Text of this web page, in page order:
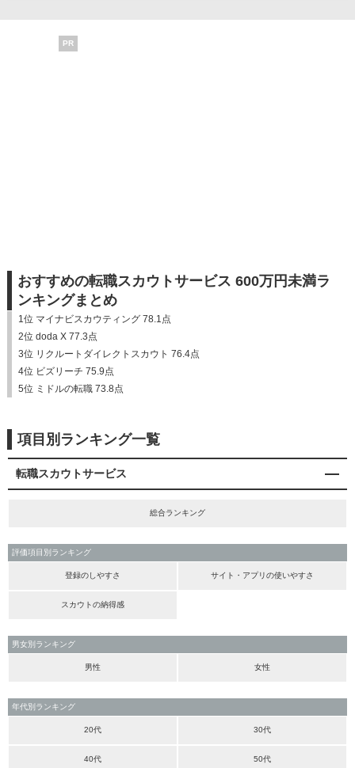
PR
おすすめの転職スカウトサービス 600万円未満ラ
ンキングまとめ
1位 マイナビスカウティング 78.1点
2位 doda X 77.3点
3位 リクルートダイレクトスカウト 76.4点
4位 ビズリーチ 75.9点
5位 ミドルの転職 73.8点
項目別ランキング一覧
転職スカウトサービス
総合ランキング
評価項目別ランキング
登録のしやすさ サイト・アプリの使いやすさ
スカウトの納得感
男女別ランキング
男性 女性
年代別ランキング
20代 30代
40代 50代